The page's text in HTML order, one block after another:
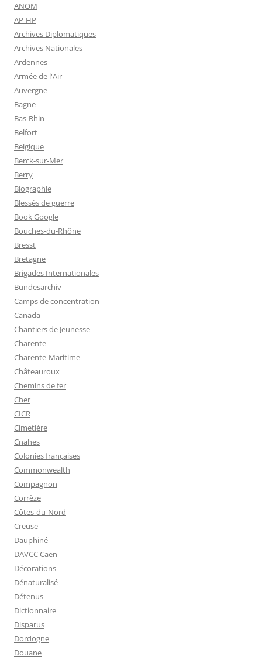
ANOM
AP-HP
Archives Diplomatiques
Archives Nationales
Ardennes
Armée de l'Air
Auvergne
Bagne
Bas-Rhin
Belfort
Belgique
Berck-sur-Mer
Berry
Biographie
Blessés de guerre
Book Google
Bouches-du-Rhône
Bresst
Bretagne
Brigades Internationales
Bundesarchiv
Camps de concentration
Canada
Chantiers de Jeunesse
Charente
Charente-Maritime
Châteauroux
Chemins de fer
Cher
CICR
Cimetière
Cnahes
Colonies françaises
Commonwealth
Compagnon
Corrèze
Côtes-du-Nord
Creuse
Dauphiné
DAVCC Caen
Décorations
Dénaturalisé
Détenus
Dictionnaire
Disparus
Dordogne
Douane